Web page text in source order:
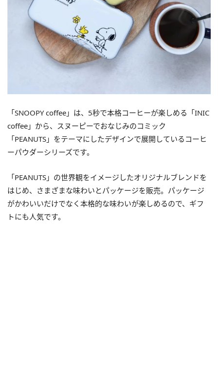
「SNOOPY coffee」は、5秒で本格コーヒーが楽しめる「INIC
coffee」から、スヌーピーでおなじみのコミック
「PEANUTS」をテーマにしたデザインで展開しているコーヒ
ーパウダーシリーズです。
「PEANUTS」の世界観をイメージしたオリジナルブレンドを
はじめ、さまざまな味わいとパッケージを販売。パッケージ
がかわいいだけでなく本格的な味わいが楽しめるので、ギフ
トにも人気です。